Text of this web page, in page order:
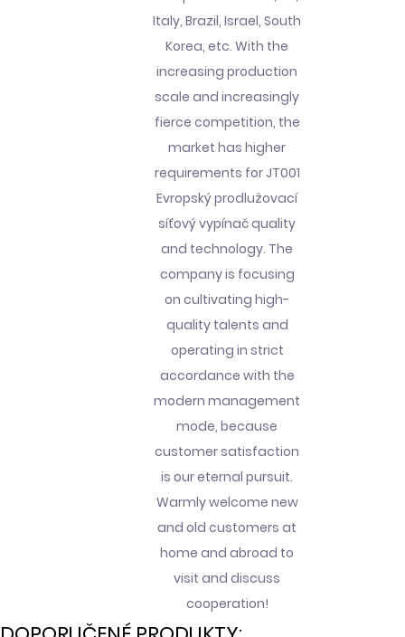
Italy, Brazil, Israel, South
Korea, etc. With the
increasing production
scale and increasingly
fierce competition, the
market has higher
requirements for JT001
Evropský prodlužovací
síťový vypínač quality
and technology. The
company is focusing
on cultivating high-
quality talents and
operating in strict
accordance with the
modern management
mode, because
customer satisfaction
is our eternal pursuit.
Warmly welcome new
and old customers at
home and abroad to
visit and discuss
cooperation!